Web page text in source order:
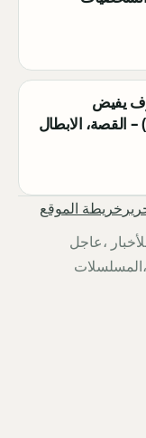
يفيض
(Taşacak Bu Deniz) – القصة، الابطال
خريطة الموقع
،عاجل